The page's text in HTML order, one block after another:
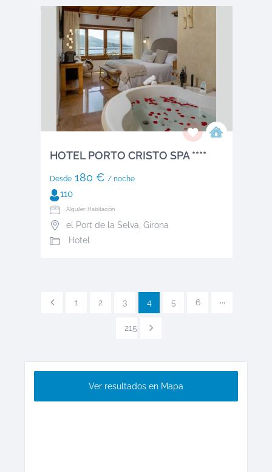
HOTEL PORTO CRISTO SPA ****
Desde180 € / noche
110
Alquiler: Habitación
el Port de la Selva Girona
Hotel
1 2 3 4 5 6 ···
215
Ver resultados en Mapa